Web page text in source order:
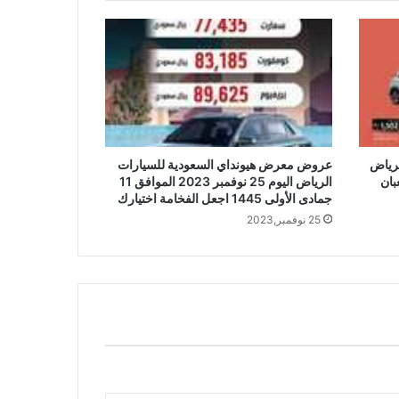
11 شعبان
عروض معرض هيونداي السعودية للسيارات
الرياض اليوم 25 نوفمبر 2023 الموافق 11
جمادى الأولى 1445 اجعل الفخامة اختيارك
25 نوفمبر,2023